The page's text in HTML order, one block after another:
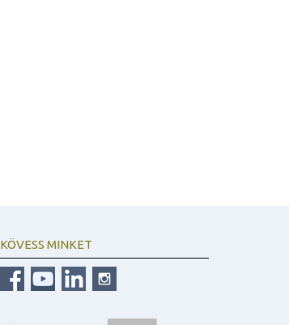
KÖVESS MINKET